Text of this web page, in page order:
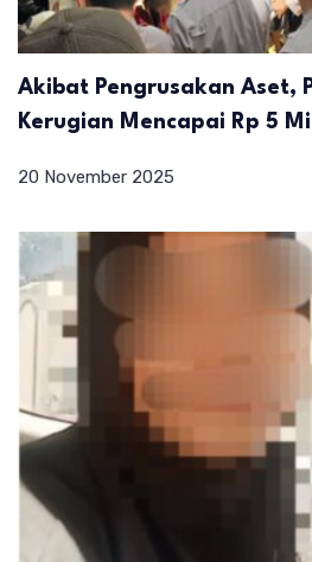
Akibat Pengrusakan Aset,
Kerugian Mencapai Rp 5
20 November 2025